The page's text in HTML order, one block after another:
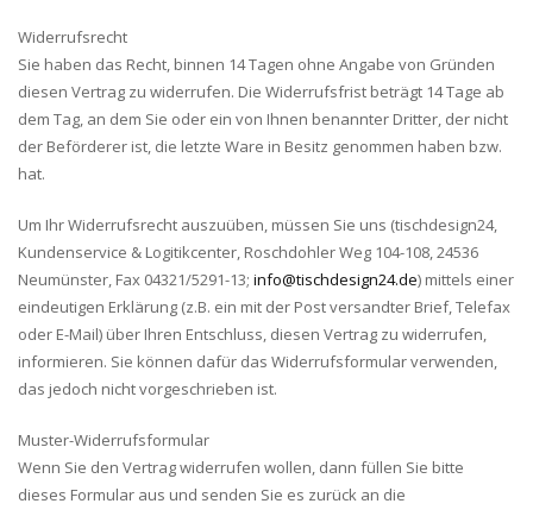
Widerrufsrecht
Sie haben das Recht, binnen 14 Tagen ohne Angabe von Gründen
diesen Vertrag zu widerrufen. Die Widerrufsfrist beträgt 14 Tage ab
dem Tag, an dem Sie oder ein von Ihnen benannter Dritter, der nicht
der Beförderer ist, die letzte Ware in Besitz genommen haben bzw.
hat.
Um Ihr Widerrufsrecht auszuüben, müssen Sie uns (tischdesign24,
Kundenservice & Logitikcenter, Roschdohler Weg 104-108, 24536
Neumünster, Fax 04321/5291-13; info@tischdesign24.de) mittels einer
eindeutigen Erklärung (z.B. ein mit der Post versandter Brief, Telefax
oder E-Mail) über Ihren Entschluss, diesen Vertrag zu widerrufen,
informieren. Sie können dafür das Widerrufsformular verwenden,
das jedoch nicht vorgeschrieben ist.
Muster-Widerrufsformular
Wenn Sie den Vertrag widerrufen wollen, dann füllen Sie bitte
dieses Formular aus und senden Sie es zurück an die